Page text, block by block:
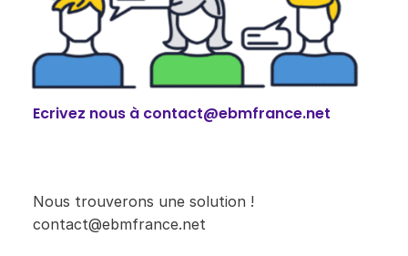
Ecrivez nous à contact@ebmfrance.net
Nous trouverons une solution !
contact@ebmfrance.net ​